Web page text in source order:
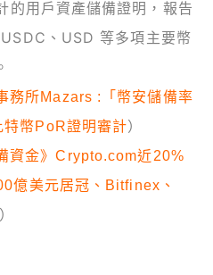
的用戶資產儲備證明，報告
、USD 等多項主要幣
務所Mazars :「幣安儲備率
幣PoR證明審計）
資金》Crypto.com近20%
億美元居冠、Bitfinex、
）